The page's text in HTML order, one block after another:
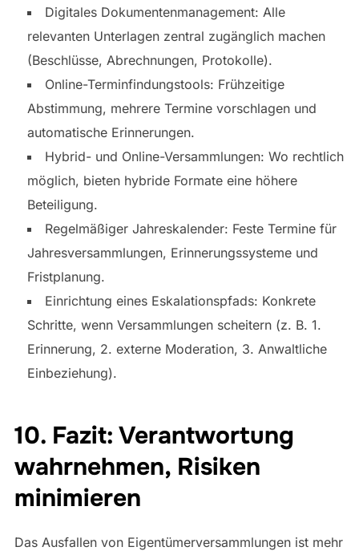
Digitales Dokumentenmanagement: Alle
relevanten Unterlagen zentral zugänglich machen
(Beschlüsse, Abrechnungen, Protokolle).
Online-Terminfindungstools: Frühzeitige
Abstimmung, mehrere Termine vorschlagen und
automatische Erinnerungen.
Hybrid- und Online-Versammlungen: Wo rechtlich
möglich, bieten hybride Formate eine höhere
Beteiligung.
Regelmäßiger Jahreskalender: Feste Termine für
Jahresversammlungen, Erinnerungssysteme und
Fristplanung.
Einrichtung eines Eskalationspfads: Konkrete
Schritte, wenn Versammlungen scheitern (z. B. 1.
Erinnerung, 2. externe Moderation, 3. Anwaltliche
Einbeziehung).
10. Fazit: Verantwortung
wahrnehmen, Risiken
minimieren
Das Ausfallen von Eigentümerversammlungen ist mehr